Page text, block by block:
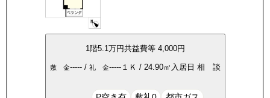
1 階5.1万円共益費等4,000円
敷 金----- /礼 金----- １Ｋ /24.90㎡ 入居日相 談